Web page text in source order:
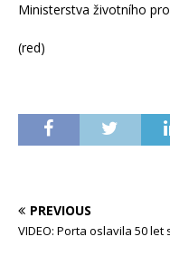
Ministerstva životního
(red)
PREVIOUS
VIDEO: Porta oslavila 50